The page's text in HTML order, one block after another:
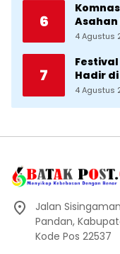
6
Asahan
Korban
4 Agustus
7
Hadir
Datang
4 Agustus
Jalan
Pandan,
Kode Pos 22537